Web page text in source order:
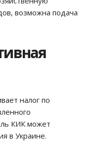
возможна подача
налог по
КИК может
в Украине.